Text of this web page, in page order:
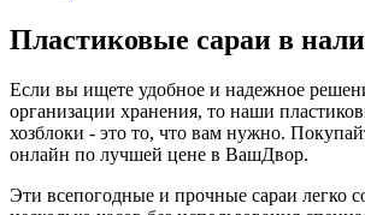
Пластиковые сараи в
Если вы ищете удобное и надежное
организации хранения, то наши
хозблоки - это то, что вам нужно.
онлайн по лучшей цене в ВашДвор.
Эти всепогодные и прочные сараи легко